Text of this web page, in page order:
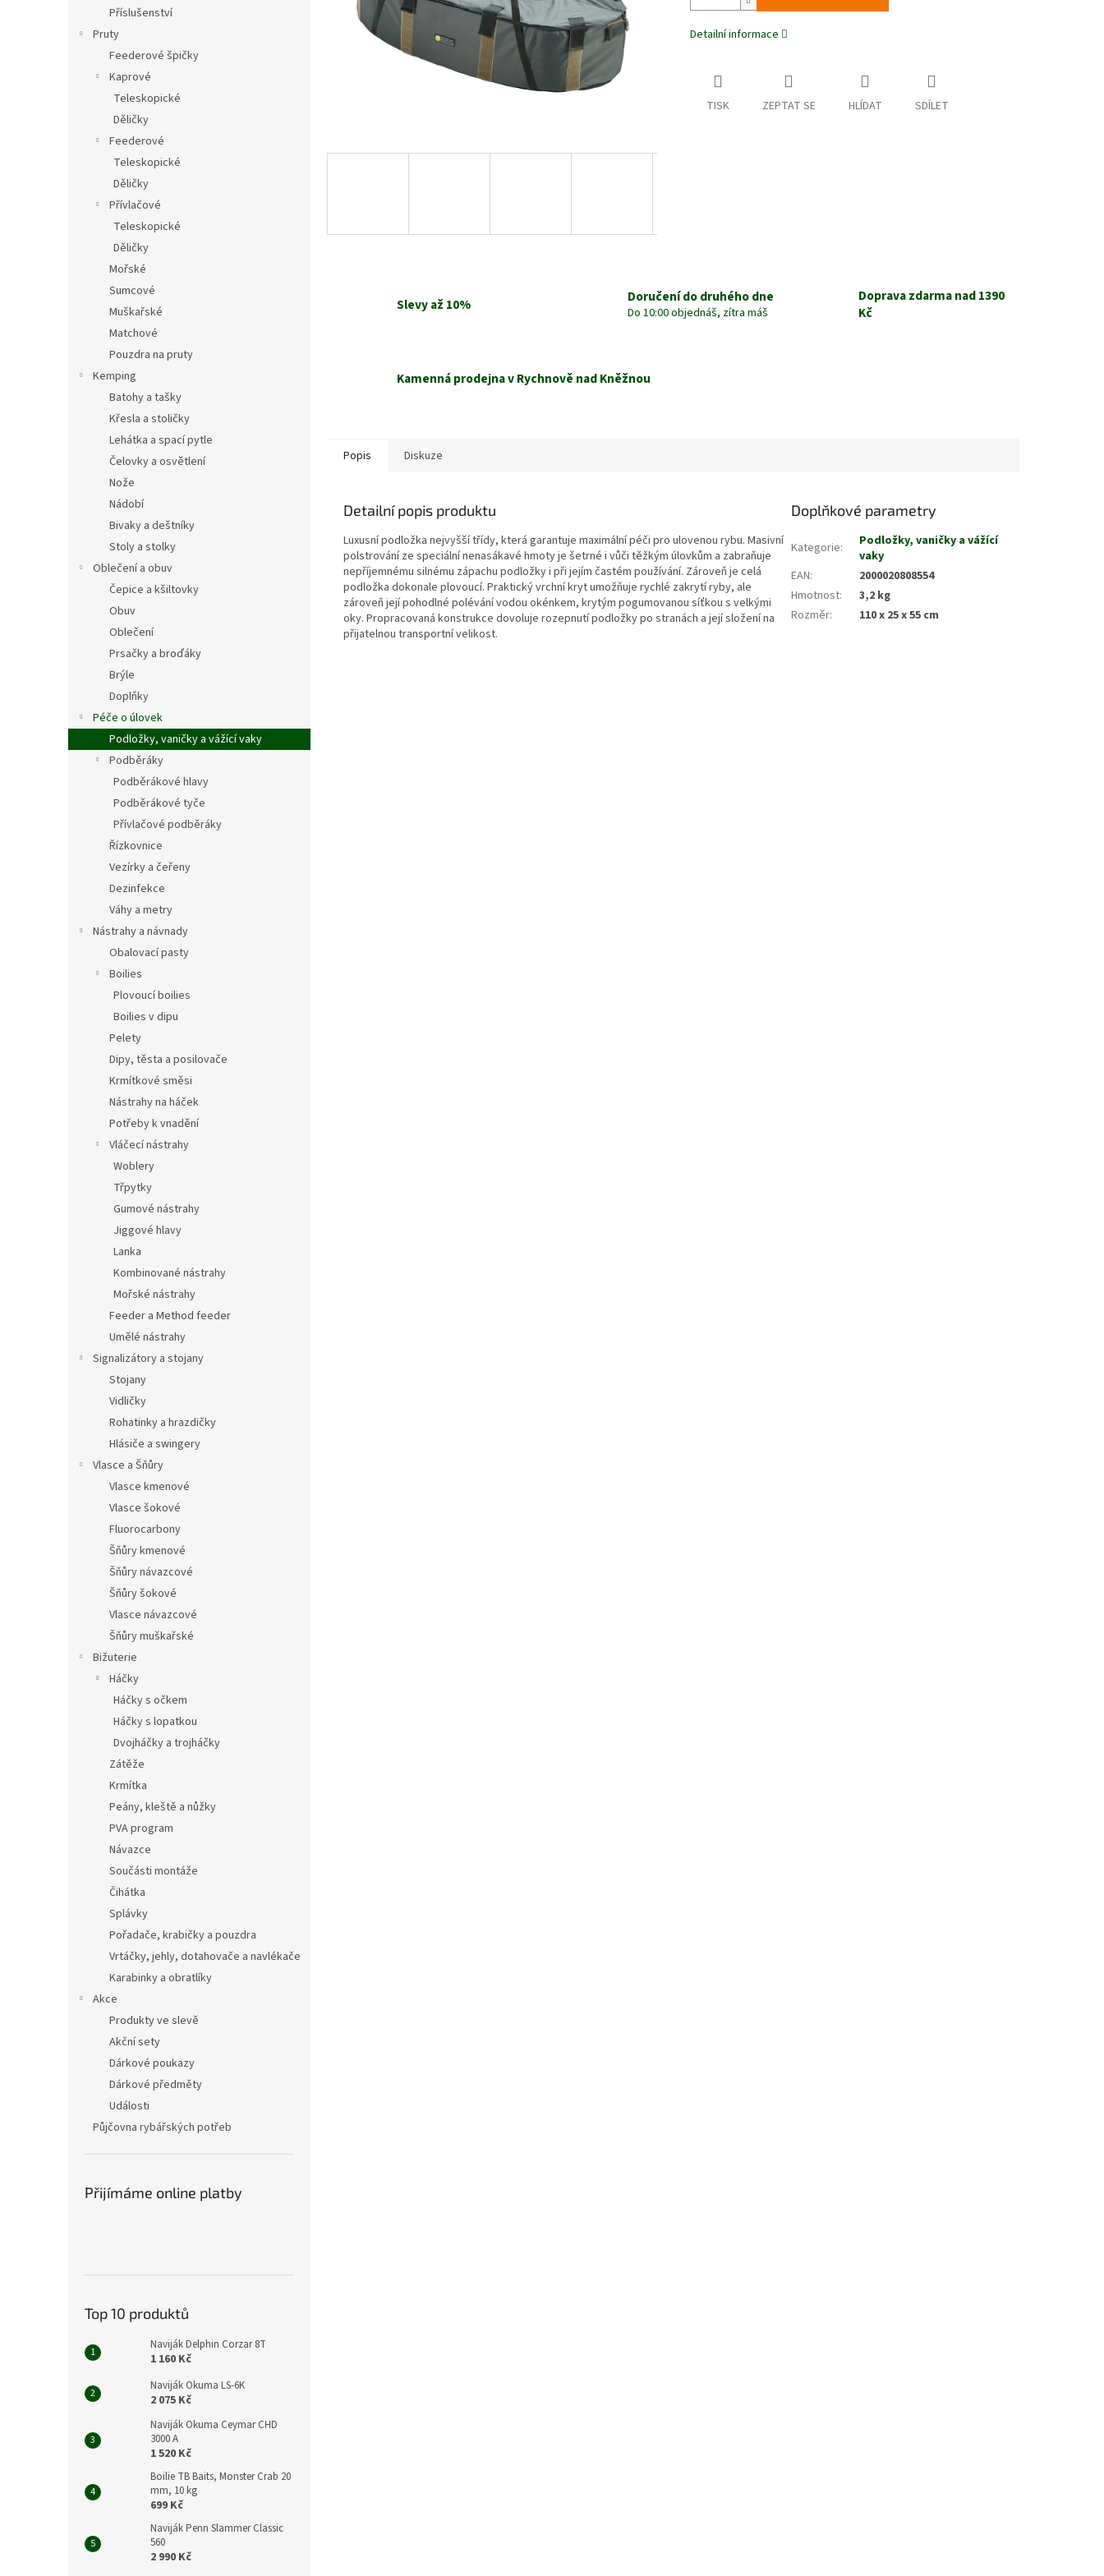
Příslušenství
Pruty
Feederové špičky
Kaprové
Teleskopické
Děličky
Feederové
Teleskopické
Děličky
Přívlačové
Teleskopické
Děličky
Mořské
Sumcové
Muškařské
Matchové
Pouzdra na pruty
Kemping
Batohy a tašky
Křesla a stoličky
Lehátka a spací pytle
Čelovky a osvětlení
Nože
Nádobí
Bivaky a deštníky
Stoly a stolky
Oblečení a obuv
Čepice a kšiltovky
Obuv
Oblečení
Prsačky a broďáky
Brýle
Doplňky
Péče o úlovek
Podložky, vaničky a vážící vaky
Podběráky
Podběrákové hlavy
Podběrákové tyče
Přívlačové podběráky
Řízkovnice
Vezírky a čeřeny
Dezinfekce
Váhy a metry
Nástrahy a návnady
Obalovací pasty
Boilies
Plovoucí boilies
Boilies v dipu
Pelety
Dipy, těsta a posilovače
Krmítkové směsi
Nástrahy na háček
Potřeby k vnadění
Vláčecí nástrahy
Woblery
Třpytky
Gumové nástrahy
Jiggové hlavy
Lanka
Kombinované nástrahy
Mořské nástrahy
Feeder a Method feeder
Umělé nástrahy
Signalizátory a stojany
Stojany
Vidličky
Rohatinky a hrazdičky
Hlásiče a swingery
Vlasce a Šňůry
Vlasce kmenové
Vlasce šokové
Fluorocarbony
Šňůry kmenové
Šňůry návazcové
Šňůry šokové
Vlasce návazcové
Šňůry muškařské
Bižuterie
Háčky
Háčky s očkem
Háčky s lopatkou
Dvojháčky a trojháčky
Zátěže
Krmítka
Peány, kleště a nůžky
PVA program
Návazce
Součásti montáže
Čihátka
Splávky
Pořadače, krabičky a pouzdra
Vrtáčky, jehly, dotahovače a navlékače
Karabinky a obratlíky
Akce
Produkty ve slevě
Akční sety
Dárkové poukazy
Dárkové předměty
Události
Půjčovna rybářských potřeb
Přijímáme online platby
Top 10 produktů
Naviják Delphin Corzar 8T
1 160 Kč
Naviják Okuma LS-6K
2 075 Kč
Naviják Okuma Ceymar CHD
3000 A
1 520 Kč
Boilie TB Baits, Monster Crab 20
mm, 10 kg
699 Kč
Naviják Penn Slammer Classic
560
2 990 Kč
Detailní informace
TISK ZEPTAT SE HLÍDAT SDÍLET
Slevy až 10% Doručení do druhého dne
Do 10:00 objednáš, zítra máš
Doprava zdarma nad 1390
Kč
Kamenná prodejna v Rychnově nad Kněžnou
Popis Diskuze
Detailní popis produktu
Luxusní podložka nejvyšší třídy, která garantuje maximální péči pro ulovenou rybu. Masivní
polstrování ze speciální nenasákavé hmoty je šetrné i vůči těžkým úlovkům a zabraňuje
nepříjemnému silnému zápachu podložky i při jejím častém používání. Zároveň je celá
podložka dokonale plovoucí. Praktický vrchní kryt umožňuje rychlé zakrytí ryby, ale
zároveň její pohodlné polévání vodou okénkem, krytým pogumovanou síťkou s velkými
oky. Propracovaná konstrukce dovoluje rozepnutí podložky po stranách a její složení na
přijatelnou transportní velikost.
Doplňkové parametry
Kategorie:
Podložky, vaničky a vážící
vaky
EAN:
2000020808554
Hmotnost:
3,2 kg
Rozměr: 110 x 25 x 55 cm